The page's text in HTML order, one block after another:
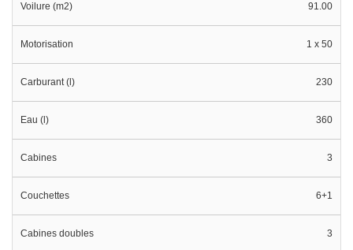
Voilure (m2) 91.00
Motorisation 1 x 50
Carburant (l) 230
Eau (l) 360
Cabines 3
Couchettes 6+1
Cabines doubles 3